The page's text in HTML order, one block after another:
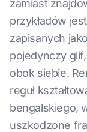
zamiast
przykładów
zapisanych
pojedynczy
obok siebie.
reguł
bengalskiego,
uszkodzone